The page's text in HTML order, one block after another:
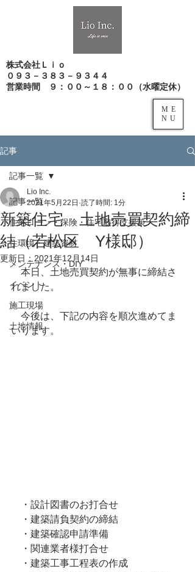
ME
NU
株式会社Ｌｉｏ
０９３－３８３－９３４４
​営業時間 ９：００～１８：００（水曜定休）
記事
記事一覧
住宅ローン・保険・住宅取得支援策
住環境・建築資材
メンテナンス・DIY
イベント
施工現場
土地情報
記事一覧
新築住宅 土地売買契約締
結（若松区 Y様邸）
Lio Inc.
2021年5月22日 読了時間: 1分
更新日： 2021年12月14日
本日、土地売買契約が無事に締結さ
れました。
今後は、下記の内容を順次進めてま
いります。
・設計図書のお打合せ
・建築請負契約の締結
・建築確認申請準備
・関連業者様打合せ
・建築工事工程表の作成